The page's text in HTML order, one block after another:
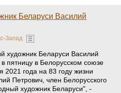
Беларуси Василий
Запад
художник Беларуси Василий
пятницу в Белорусском союзе
2021 года на 83 году жизни
Петрович, член Белорусского
художник Беларуси", -